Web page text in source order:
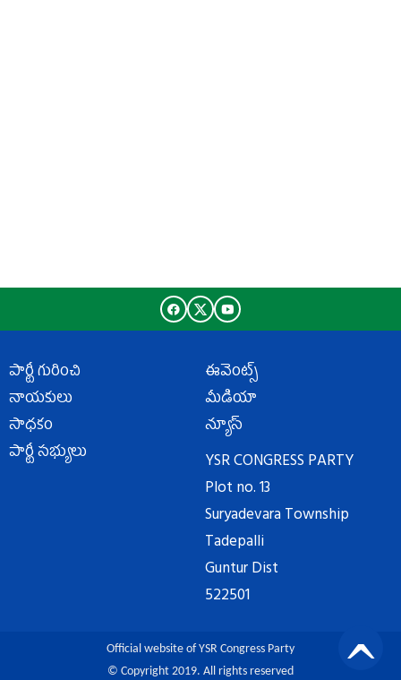
పార్టీ గురించి
నాయకులు
సాధకం
పార్టీ సభ్యులు
ఈవెంట్స్
మీడియా
న్యూస్
YSR CONGRESS PARTY
Plot no. 13
Suryadevara Township
Tadepalli
Guntur Dist
522501
Official website of YSR Congress Party
© Copyright 2019. All rights reserved